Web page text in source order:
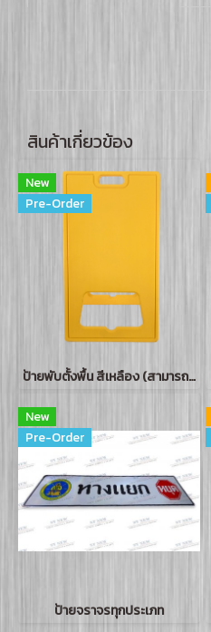
สินค้าเกี่ยวข้อง
New
Pre-Order
ป้ายพับตั้งพื้น สีเหลือง (สามารถเปลี่ยนหน้าป้ายได้)
New
Pre-Order
ป้ายจราจรทุกประเภท